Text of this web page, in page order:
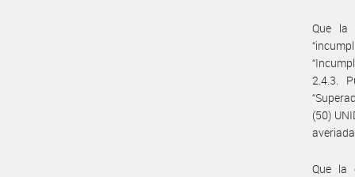
Que la
2.4.3.
(50)
Que la